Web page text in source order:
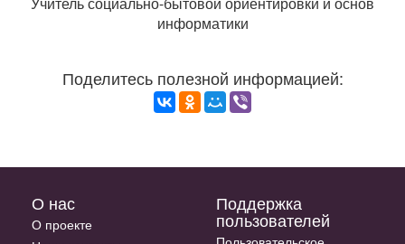
информатики
Поделитесь полезной информацией:
О нас
О проекте
Поддержка
пользователей